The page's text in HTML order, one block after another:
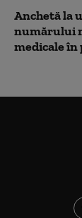
Anchetă la
numărului
medicale în